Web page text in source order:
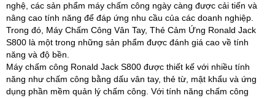
nghệ, các sản phẩm máy chấm công ngày càng được cải tiến và
nâng cao tính năng để đáp ứng nhu cầu của các doanh nghiệp.
Trong đó, Máy Chấm Công Vân Tay, Thẻ Cảm Ứng Ronald Jack
S800 là một trong những sản phẩm được đánh giá cao về tính
năng và độ bền.
Máy chấm công Ronald Jack S800 được thiết kế với nhiều tính
năng như chấm công bằng dấu vân tay, thẻ từ, mật khẩu và ứng
dụng phần mềm quản lý chấm công. Với tính năng chấm công